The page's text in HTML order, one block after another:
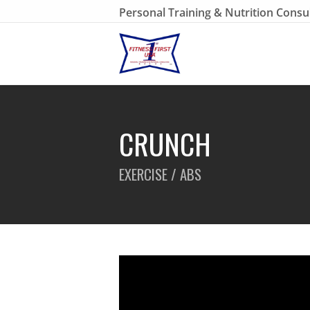
Personal Training & Nutrition
CRUNCH
EXERCISE / ABS